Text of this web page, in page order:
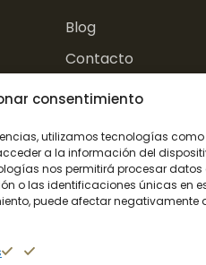
consentimiento
utilizamos tecnologías
a la información del
nos permitirá procesar datos
o las identificaciones únicas en
puede afectar negativamente
Blog
Contacto
Política de Cookies